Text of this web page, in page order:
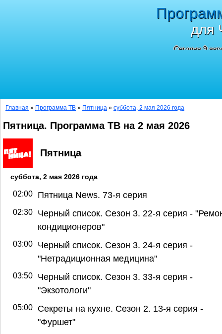
для
Сегодня 9
Главная » Программа ТВ » Пятница » суббота, 2 мая 2026 года
Пятница. Программа ТВ на 2 мая 2026
Пятница
суббота, 2 мая 2026 года
02:00 Пятница News. 73-я серия
02:30
Черный список. Сезон 3. 22-я серия -
кондиционеров"
03:00
Черный список. Сезон 3. 24-я серия -
"Нетрадиционная медицина"
03:50
Черный список. Сезон 3. 33-я серия -
"Экзотологи"
05:00
Секреты на кухне. Сезон 2. 13-я серия -
"Фуршет"